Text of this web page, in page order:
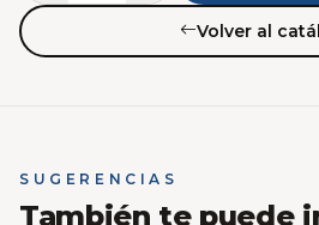
Volver al
SUGERENCIAS
También te puede